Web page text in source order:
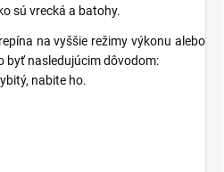
sú vrecká a batohy.
na vyššie režimy výkonu alebo
byť nasledujúcim dôvodom:
nabite ho.